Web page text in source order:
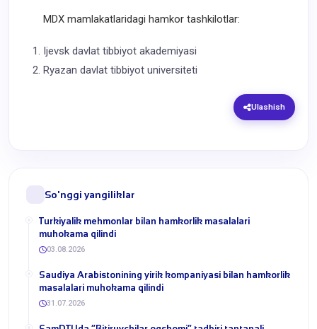
MDX mamlakatlaridagi hamkor tashkilotlar:
Ijevsk davlat tibbiyot akademiyasi
Ryazan davlat tibbiyot universiteti
Ulashish
So'nggi yangiliklar
Turkiyalik mehmonlar bilan hamkorlik masalalari
muhokama qilindi
03.08.2026
​Saudiya Arabistonining yirik kompaniyasi bilan hamkorlik
masalalari muhokama qilindi
31.07.2026